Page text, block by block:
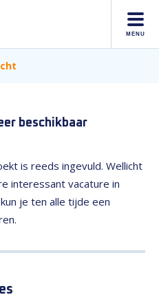
MENU
beschikbaar
is reeds ingevuld. Wellicht
interessant vacature in
je ten alle tijde een